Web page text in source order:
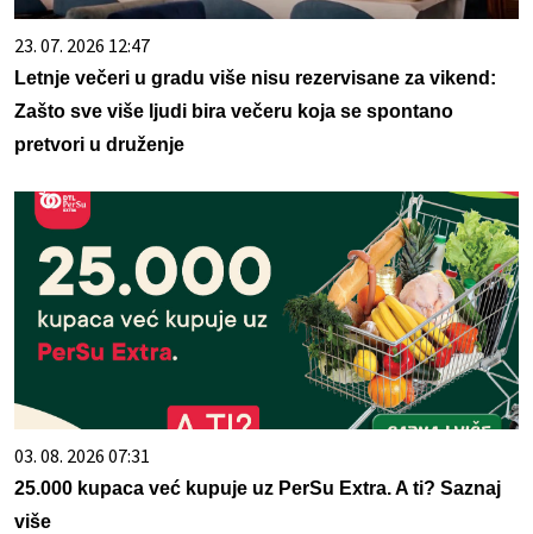
23. 07. 2026 12:47
Letnje večeri u gradu više nisu rezervisane za vikend:
Zašto sve više ljudi bira večeru koja se spontano
pretvori u druženje
03. 08. 2026 07:31
25.000 kupaca već kupuje uz PerSu Extra. A ti? Saznaj
više